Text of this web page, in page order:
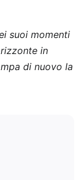
suoi momenti
in
di nuovo la